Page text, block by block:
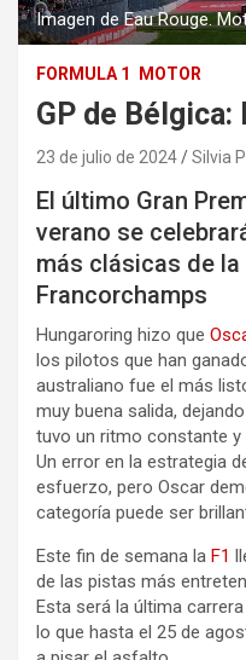
Imagen de Eau Rouge.
FORMULA 1 MOTOR
GP de Bélgica:
23 de julio de 2024 Silvia
El último Gran
verano se
más clásicas de la
Francorchamps
Hungaroring hizo que
los pilotos que han
australiano fue el más
muy buena salida,
tuvo un ritmo constante y
Un error en la estrategia
esfuerzo, pero Oscar
categoría puede ser
Este fin de semana la F1
de las pistas más
Esta será la última
lo que hasta el 25 de